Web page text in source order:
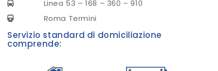
Linea 53 – 168 – 360 – 910
Roma Termini
Servizio standard di domiciliazione
comprende: